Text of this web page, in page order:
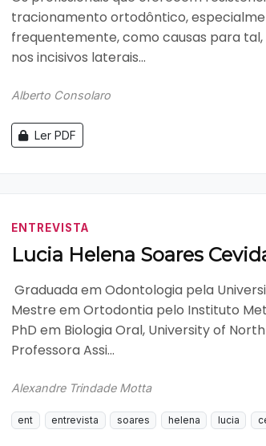
tracionamento ortodôntico,
frequentemente, como causas para tal,
nos incisivos laterais...
Alberto Consolaro
Ler PDF
ENTREVISTA
Lucia Helena Soares
 Graduada em Odontologia pela
Mestre em Ortodontia pelo Instituto
PhD em Biologia Oral, University of
Professora Assi...
Alexandre Trindade Motta
ent entrevista soares helena lucia